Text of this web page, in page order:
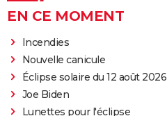
EN CE MOMENT
Incendies
Nouvelle canicule
Éclipse solaire du 12 août 2026
Joe Biden
Lunettes pour l'éclipse